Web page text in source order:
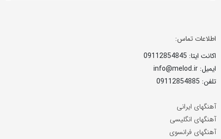
اطلاعات تماس:
اکانت ایتا: 09112854845
ایمیل: info@melod.ir
تلفن: 09112854885
آهنگهای ایرانی
آهنگهای انگلیسی
آهنگهای فرانسوی